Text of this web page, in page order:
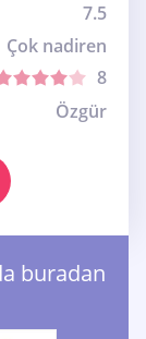
7.5
Çok nadiren
8
Özgür
buradan